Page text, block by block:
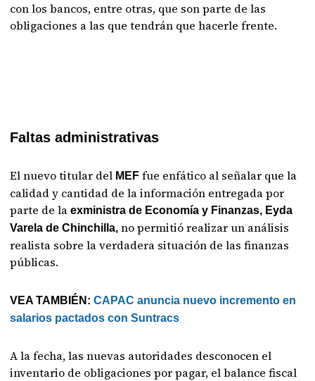
con los bancos, entre otras, que son parte de las
obligaciones a las que tendrán que hacerle frente.
Faltas administrativas
El nuevo titular del MEF fue enfático al señalar que la
calidad y cantidad de la información entregada por
parte de laexministra de Economía y Finanzas, Eyda
Varela de Chinchilla, no permitió realizar un análisis
realista sobre la verdadera situación de las finanzas
públicas.
VEA TAMBIÉN:CAPAC anuncia nuevo incremento en
salarios pactados con Suntracs
A la fecha, las nuevas autoridades desconocen el
inventario de obligaciones por pagar, el balance fiscal